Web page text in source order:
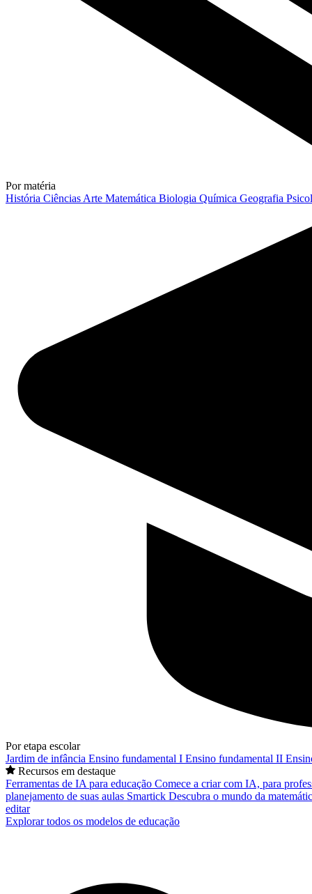
Por matéria
História Ciências Arte Matemática Biologia Química Geografia
Por etapa escolar
Jardim de infância Ensino fundamental I Ensino fundamental II
Recursos em destaque
Ferramentas de IA para educação Comece a criar com IA, para
planejamento de suas aulas Smartick Descubra o mundo da
editar
Explorar todos os modelos de educação